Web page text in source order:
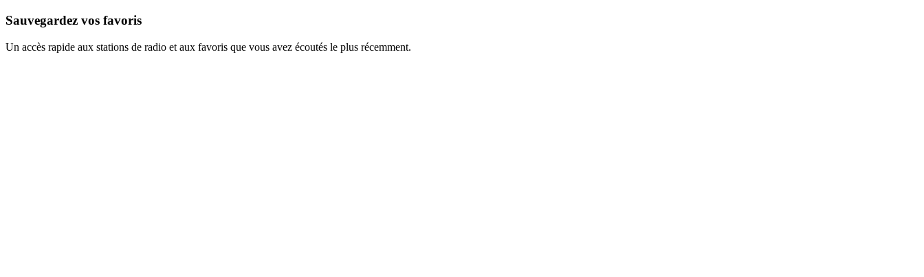
Sauvegardez vos favoris
Un accès rapide aux stations de radio et aux favoris que vous avez écoutés le plus récemment.